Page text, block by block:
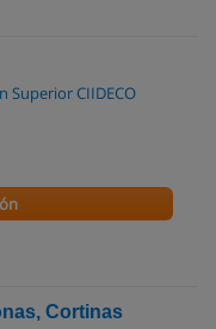
Superior CIIDECO
Cortinas